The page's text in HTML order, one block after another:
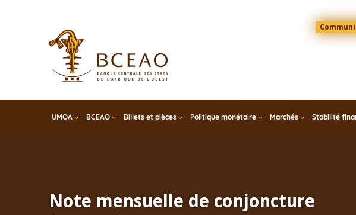
Menu
Top
UMOA BCEAO Billets et pièces Politique monétaire Marchés Stabilité
Note mensuelle de conjoncture